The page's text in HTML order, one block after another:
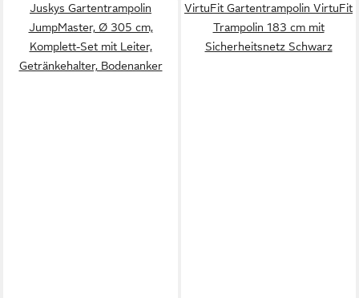
Juskys Gartentrampolin
JumpMaster, Ø 305 cm,
Komplett-Set mit Leiter,
Getränkehalter, Bodenanker
VirtuFit Gartentrampolin VirtuFit
Trampolin 183 cm mit
Sicherheitsnetz Schwarz